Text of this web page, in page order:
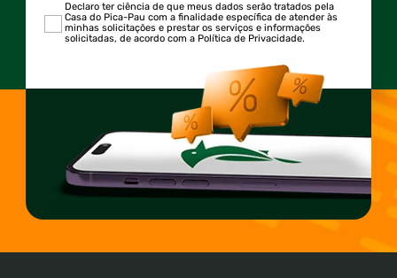
Declaro ter ciência de que meus dados serão tratados pela
Casa do Pica-Pau com a finalidade específica de atender às
minhas solicitações e prestar os serviços e informações
solicitadas, de acordo com a Política de Privacidade.